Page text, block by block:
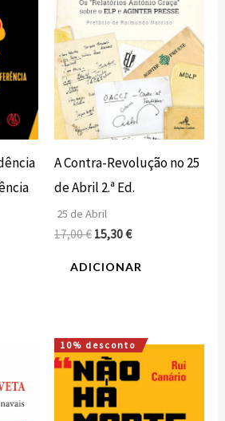
A Contra-Revolução no 25
de Abril 2.ª Ed.
25 de Abril
17,00€ 15,30€
ADICIONAR
10% desconto
O
preço
original
era:
15,00 €.
O
preço
atual
13,50 €.